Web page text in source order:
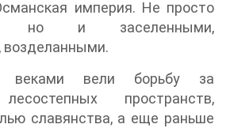
империя. Не просто
но и заселенными,
возделанными.
веками вели борьбу за
пространств,
славянства, а еще раньше